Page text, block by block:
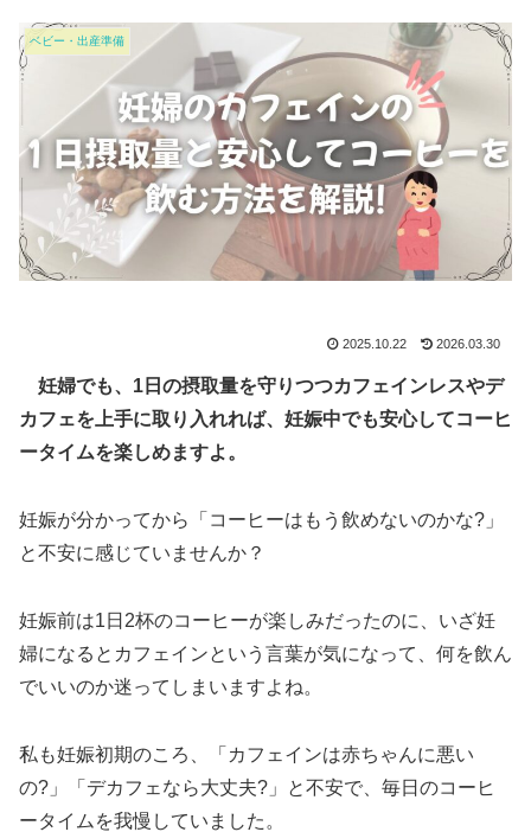
ベビー・出産準備
2025.10.22 2026.03.30
妊婦でも、1日の摂取量を守りつつカフェインレスやデ
カフェを上手に取り入れれば、妊娠中でも安心してコーヒ
ータイムを楽しめますよ。
妊娠が分かってから「コーヒーはもう飲めないのかな?」
と不安に感じていませんか？
妊娠前は1日2杯のコーヒーが楽しみだったのに、いざ妊
婦になるとカフェインという言葉が気になって、何を飲ん
でいいのか迷ってしまいますよね。
私も妊娠初期のころ、「カフェインは赤ちゃんに悪い
の?」「デカフェなら大丈夫?」と不安で、毎日のコーヒ
ータイムを我慢していました。